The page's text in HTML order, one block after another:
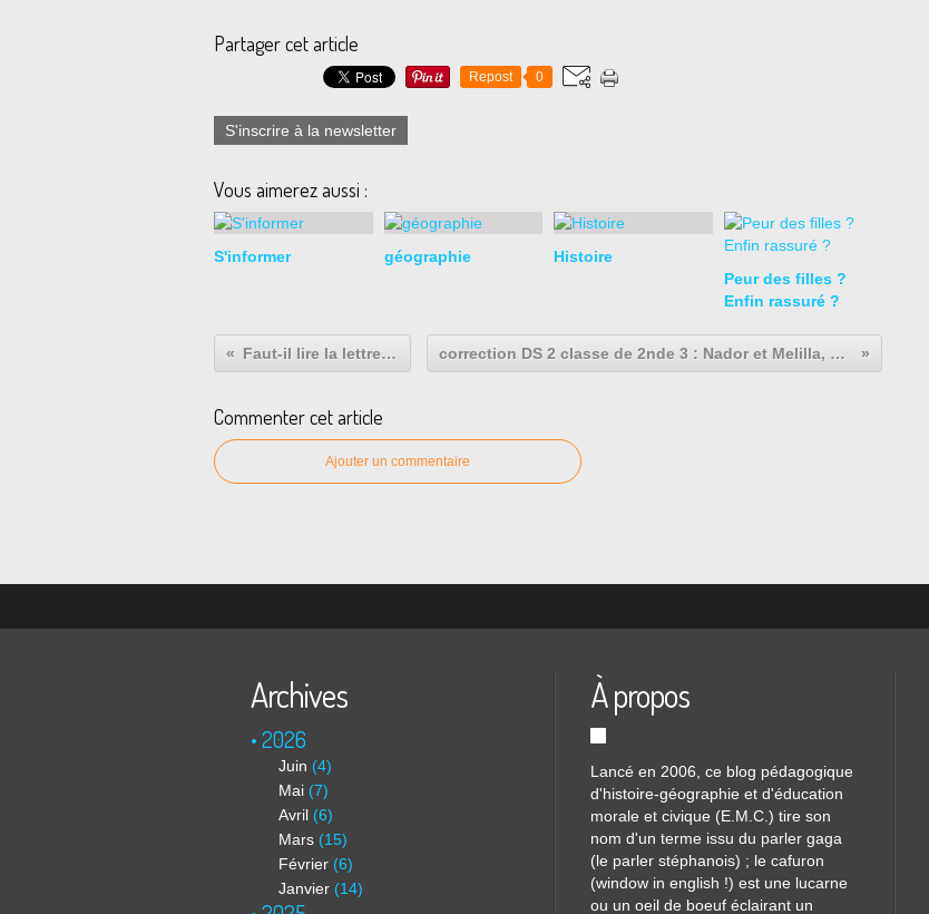
Partager cet article
Repost 0
S'inscrire à la newsletter
Vous aimerez aussi :
S'informer géographie
Histoire
Peur des filles ?
Enfin rassuré ?
Faut-il lire la lettre de Guy Môquet ? correction DS 2 classe de 2nde 3 : Nador et Melilla, deux villes qui s'attirent et qui s'opposent
Commenter cet article
Ajouter un commentaire
Archives
2026
Juin (4)
Mai (7)
Avril (6)
Mars (15)
Février (6)
Janvier (14)
À propos
Lancé en 2006, ce blog pédagogique
d'histoire-géographie et d'éducation
morale et civique (E.M.C.) tire son
nom d'un terme issu du parler gaga
(le parler stéphanois) ; le cafuron
(window in english !) est une lucarne
ou un oeil de boeuf éclairant un